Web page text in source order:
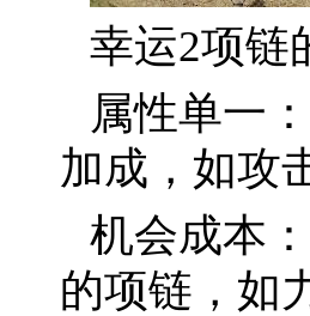
幸运2项链
属性单一
加成，如攻
机会成本
的项链，如